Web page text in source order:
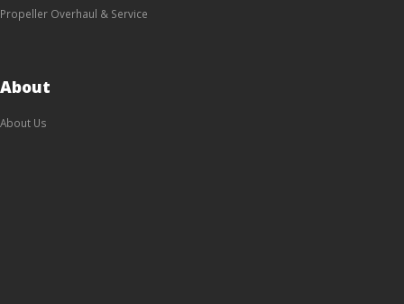
Propeller Overhaul & Service
About
About Us